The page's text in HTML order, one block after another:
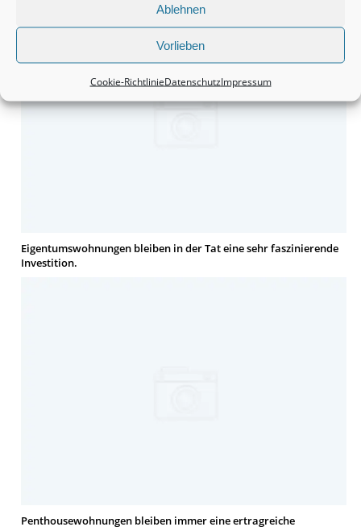
Ablehnen
Vorlieben
Cookie-RichtlinieDatenschutzImpressum
Eigentumswohnungen bleiben in der Tat eine sehr faszinierende
Investition.
Penthousewohnungen bleiben immer eine ertragreiche